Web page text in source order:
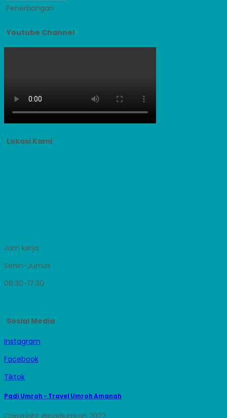
Penerbangan
Youtube Channel
Lokasi Kami
Jam kerja
Senin-Jumat
08:30-17:30
Sosial Media
Instagram
Facebook
Tiktok
Padi Umroh - Travel Umroh Amanah
Copyright @padiumroh 2022